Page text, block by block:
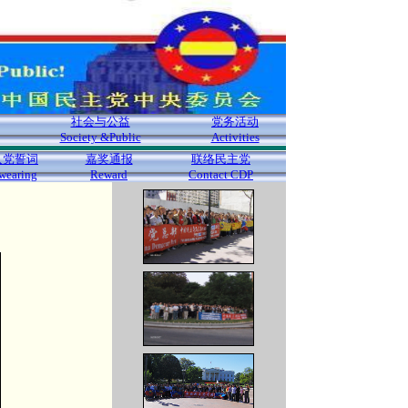
社会与公益
Society &Public
党务活动
Activities
党誓词
嘉奖通报
Reward
联络民主党
Contact CDP